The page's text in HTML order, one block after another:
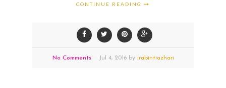
CONTINUE READING
No Comments Jul 4,2016 by irabintiazhari